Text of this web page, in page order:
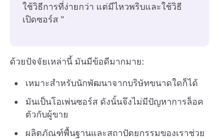
ใช้วิธีการที่ง่ายกว่า แต่มีไหวพริบและใช้วิธี
เปิดซอร์ส "
ด้วยปัจจัยเหล่านี้ มันมีข้อดีมากมาย:
เหมาะสำหรับนักพัฒนาจากบริษัทขนาดใดก็ได้
มันเป็นโอเพ่นซอร์ส ดังนั้นจึงไม่มีปัญหาการล็อค
ตัวกับผู้ขาย
ผลิตภัณฑ์พื้นฐานและสถาปัตยกรรมของเราช่วย